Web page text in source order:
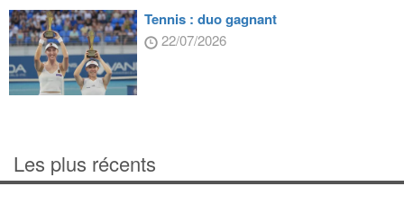
Tennis : duo gagnant
22/07/2026
Les plus récents